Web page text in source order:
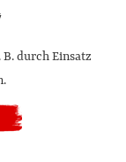
durch Einsatz